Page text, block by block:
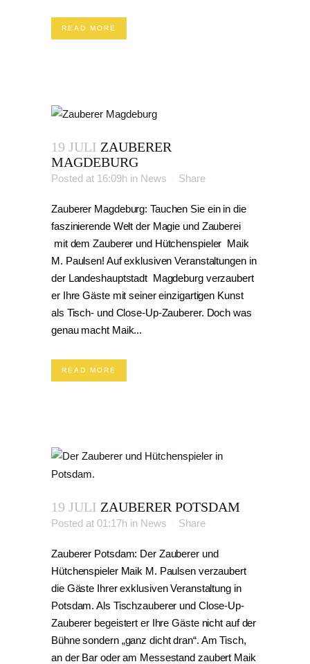
READ MORE
19 JULI ZAUBERER
MAGDEBURG
Posted at 16:09h in News Share
Zauberer Magdeburg: Tauchen Sie ein in die
faszinierende Welt der Magie und Zauberei
mit dem Zauberer und Hütchenspieler Maik
M. Paulsen! Auf exklusiven Veranstaltungen in
der Landeshauptstadt Magdeburg verzaubert
er Ihre Gäste mit seiner einzigartigen Kunst
als Tisch- und Close-Up-Zauberer. Doch was
genau macht Maik...
READ MORE
19 JULI ZAUBERER POTSDAM
Posted at 01:17h in News Share
Zauberer Potsdam: Der Zauberer und
Hütchenspieler Maik M. Paulsen verzaubert
die Gäste Ihrer exklusiven Veranstaltung in
Potsdam. Als Tischzauberer und Close-Up-
Zauberer begeistert er Ihre Gäste nicht auf der
Bühne sondern „ganz dicht dran“. Am Tisch,
an der Bar oder am Messestand zaubert Maik